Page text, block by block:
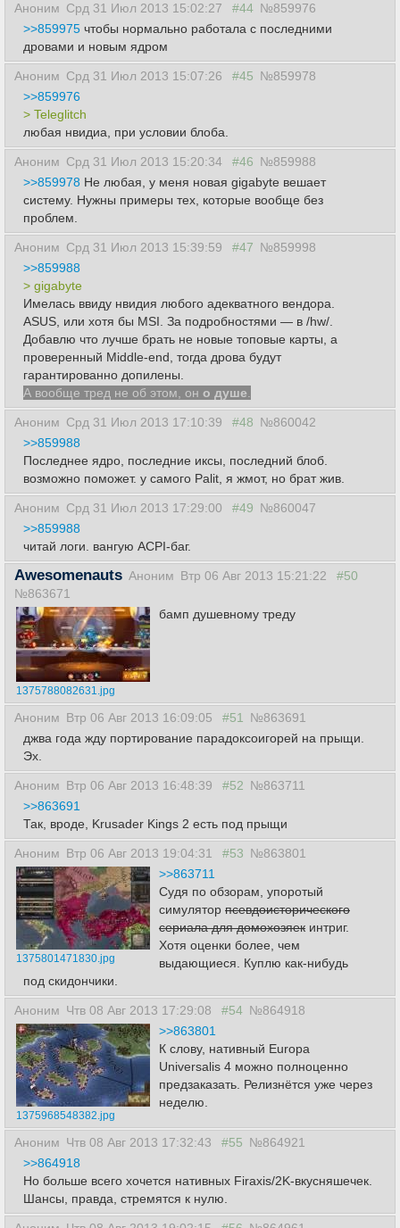
Аноним Срд 31 Июл 2013 15:02:27 #44 №859976
>>859975 чтобы нормально работала с последними
дровами и новым ядром
Аноним Срд 31 Июл 2013 15:07:26 #45 №859978
>>859976
> Teleglitch
любая нвидиа, при условии блоба.
Аноним Срд 31 Июл 2013 15:20:34 #46 №859988
>>859978 Не любая, у меня новая gigabyte вешает
систему. Нужны примеры тех, которые вообще без
проблем.
Аноним Срд 31 Июл 2013 15:39:59 #47 №859998
>>859988
> gigabyte
Имелась ввиду нвидия любого адекватного вендора.
ASUS, или хотя бы MSI. За подробностями — в /hw/.
Добавлю что лучше брать не новые топовые карты, а
проверенный Middle-end, тогда дрова будут
гарантированно допилены.
А вообще тред не об этом, он о душе
Аноним Срд 31 Июл 2013 17:10:39 #48 №860042
>>859988
Последнее ядро, последние иксы, последний блоб.
возможно поможет. у самого Palit, я жмот, но брат жив.
Аноним Срд 31 Июл 2013 17:29:00 #49 №860047
>>859988
читай логи. вангую ACPI-баг.
Awesomenauts Аноним Втр 06 Авг 2013 15:21:22
#50
№863671
1375788082631.jpg
бамп душевному треду
Аноним Втр 06 Авг 2013 16:09:05 #51
№863691
джва года жду портирование парадоксоигорей на прыщи.
Эх.
Аноним Втр 06 Авг 2013 16:48:39 #52 №863711
>>863691
Так, вроде, Krusader Kings 2 есть под прыщи
Аноним Втр 06 Авг 2013 19:04:31 #53 №863801
1375801471830.jpg
>>863711
Судя по обзорам, упоротый
симулятор псевдоисторического
сериала для домохозяек интриг.
Хотя оценки более, чем
выдающиеся. Куплю как-нибудь
под скидончики.
Аноним Чтв 08 Авг 2013 17:29:08 #54 №864918
1375968548382.jpg
>>863801
К слову, нативный Europa
Universalis 4 можно полноценно
предзаказать. Релизнётся уже через
неделю.
Аноним Чтв 08 Авг 2013 17:32:43 #55 №864921
>>864918
Но больше всего хочется нативных Firaxis/2K-вкусняшечек.
Шансы, правда, стремятся к нулю.